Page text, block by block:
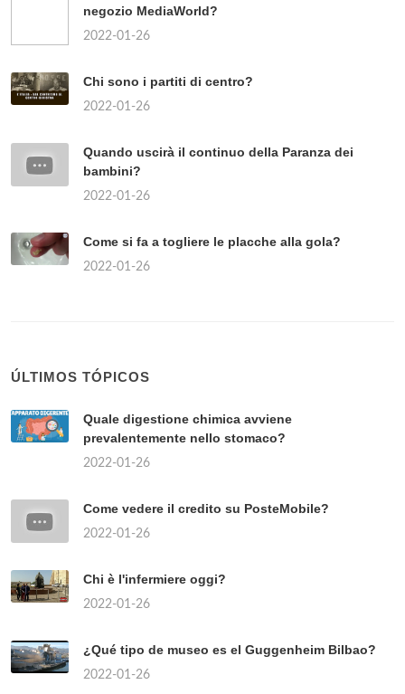
negozio MediaWorld?
2022-01-26
Chi sono i partiti di centro?
2022-01-26
Quando uscirà il continuo della Paranza dei
bambini?
2022-01-26
Come si fa a togliere le placche alla gola?
2022-01-26
ÚLTIMOS TÓPICOS
Quale digestione chimica avviene
prevalentemente nello stomaco?
2022-01-26
Come vedere il credito su PosteMobile?
2022-01-26
Chi è l'infermiere oggi?
2022-01-26
¿Qué tipo de museo es el Guggenheim Bilbao?
2022-01-26